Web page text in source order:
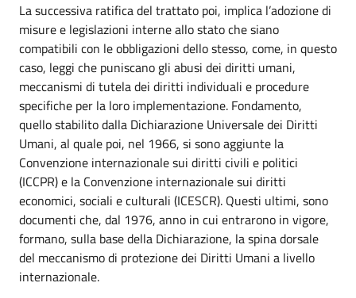
La successiva ratifica del trattato poi, implica l’adozione di
misure e legislazioni interne allo stato che siano
compatibili con le obbligazioni dello stesso, come, in questo
caso, leggi che puniscano gli abusi dei diritti umani,
meccanismi di tutela dei diritti individuali e procedure
specifiche per la loro implementazione. Fondamento,
quello stabilito dalla Dichiarazione Universale dei Diritti
Umani, al quale poi, nel 1966, si sono aggiunte la
Convenzione internazionale sui diritti civili e politici
(ICCPR) e la Convenzione internazionale sui diritti
economici, sociali e culturali (ICESCR). Questi ultimi, sono
documenti che, dal 1976, anno in cui entrarono in vigore,
formano, sulla base della Dichiarazione, la spina dorsale
del meccanismo di protezione dei Diritti Umani a livello
internazionale.